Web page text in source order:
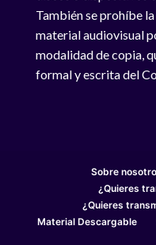
También se prohíbe
material audiovisual
modalidad de copia,
formal y escrita del
Sobre
¿Quieres
¿Quieres
Material Descargable